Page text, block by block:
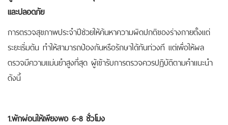
และปลอดภัย
การตรวจสุขภาพประจำปีช่วยให้ค้นหาความผิดปกติของร่างกายตั้งแต่
ระยะเริ่มต้น ทำให้สามารถป้องกันหรือรักษาได้ทันท่วงที แต่เพื่อให้ผล
ตรวจมีความแม่นยำสูงที่สุด ผู้เข้ารับการตรวจควรปฏิบัติตามคำแนะนำ
ดังนี้
1.พักผ่อนให้เพียงพอ 6-8 ชั่วโมง